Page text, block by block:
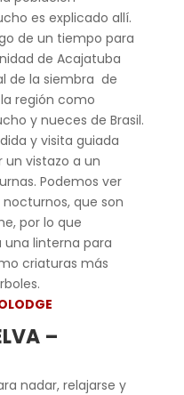
es explicado allí.
de un tiempo para
de Acajatuba
de la siembra de
región como
y nueces de Brasil.
y visita guiada
un vistazo a un
Podemos ver
que son
por lo que
una linterna para
criaturas más
–
nadar, relajarse y